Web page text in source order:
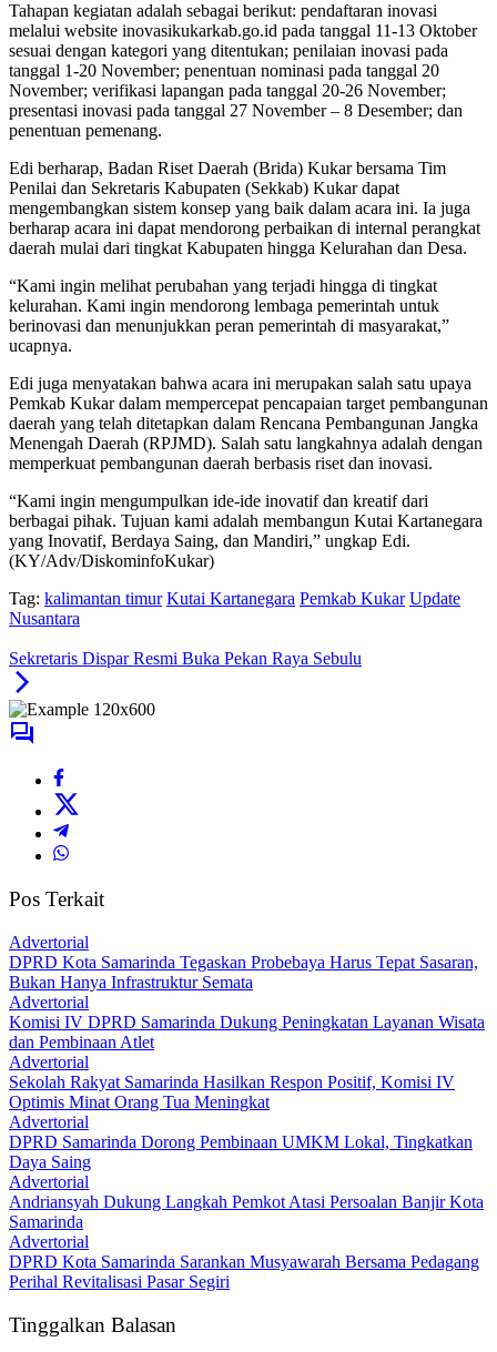
Tahapan kegiatan adalah sebagai berikut: pendaftaran inovasi
melalui website inovasikukarkab.go.id pada tanggal 11-13 Oktober
sesuai dengan kategori yang ditentukan; penilaian inovasi pada
tanggal 1-20 November; penentuan nominasi pada tanggal 20
November; verifikasi lapangan pada tanggal 20-26 November;
presentasi inovasi pada tanggal 27 November – 8 Desember; dan
penentuan pemenang.
Edi berharap, Badan Riset Daerah (Brida) Kukar bersama Tim
Penilai dan Sekretaris Kabupaten (Sekkab) Kukar dapat
mengembangkan sistem konsep yang baik dalam acara ini. Ia juga
berharap acara ini dapat mendorong perbaikan di internal perangkat
daerah mulai dari tingkat Kabupaten hingga Kelurahan dan Desa.
“Kami ingin melihat perubahan yang terjadi hingga di tingkat
kelurahan. Kami ingin mendorong lembaga pemerintah untuk
berinovasi dan menunjukkan peran pemerintah di masyarakat,”
ucapnya.
Edi juga menyatakan bahwa acara ini merupakan salah satu upaya
Pemkab Kukar dalam mempercepat pencapaian target pembangunan
daerah yang telah ditetapkan dalam Rencana Pembangunan Jangka
Menengah Daerah (RPJMD). Salah satu langkahnya adalah dengan
memperkuat pembangunan daerah berbasis riset dan inovasi.
“Kami ingin mengumpulkan ide-ide inovatif dan kreatif dari
berbagai pihak. Tujuan kami adalah membangun Kutai Kartanegara
yang Inovatif, Berdaya Saing, dan Mandiri,” ungkap Edi.
(KY/Adv/DiskominfoKukar)
Tag: kalimantan timur Kutai Kartanegara Pemkab Kukar Update
Nusantara
Sekretaris Dispar Resmi Buka Pekan Raya Sebulu
Pos Terkait
Advertorial
DPRD Kota Samarinda Tegaskan Probebaya Harus Tepat Sasaran,
Bukan Hanya Infrastruktur Semata
Advertorial
Komisi IV DPRD Samarinda Dukung Peningkatan Layanan Wisata
dan Pembinaan Atlet
Advertorial
Sekolah Rakyat Samarinda Hasilkan Respon Positif, Komisi IV
Optimis Minat Orang Tua Meningkat
Advertorial
DPRD Samarinda Dorong Pembinaan UMKM Lokal, Tingkatkan
Daya Saing
Advertorial
Andriansyah Dukung Langkah Pemkot Atasi Persoalan Banjir Kota
Samarinda
Advertorial
DPRD Kota Samarinda Sarankan Musyawarah Bersama Pedagang
Perihal Revitalisasi Pasar Segiri
Tinggalkan Balasan